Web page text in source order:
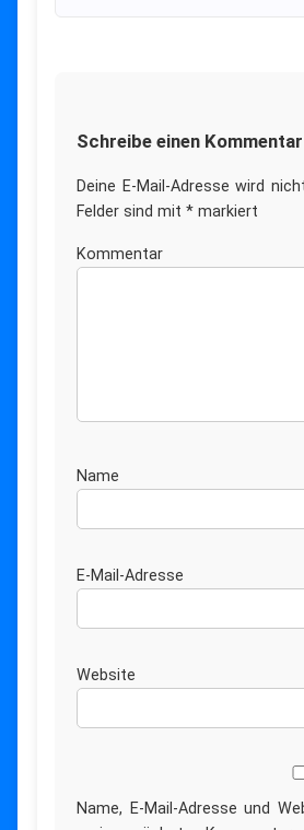
Schreibe einen Kommentar
Deine E-Mail-Adresse wird
Felder sind mit * markiert
E-Mail-
Website
Name, E-Mail-Adresse und